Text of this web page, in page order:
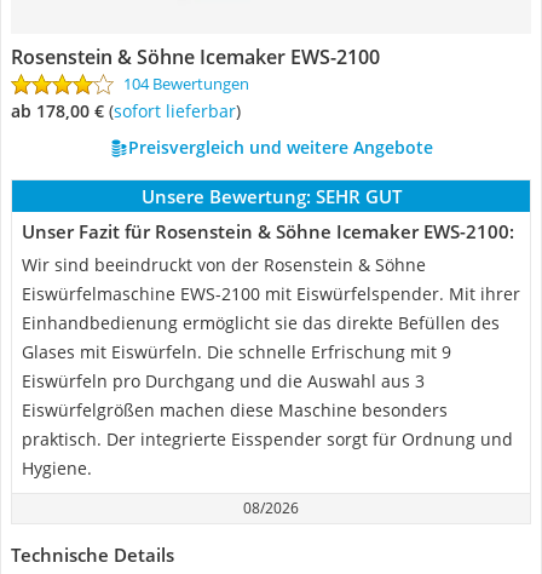
Rosenstein & Söhne Icemaker EWS-2100
104 Bewertungen
ab 178,00 € ( Sofort lieferbar)
Preisvergleich und weitere Angebote
Unsere Bewertung: SEHR GUT
Unser Fazit für Rosenstein & Söhne Icemaker EWS-2100:
Wir sind beeindruckt von der Rosenstein & Söhne
Eiswürfelmaschine EWS-2100 mit Eiswürfelspender. Mit ihrer
Einhandbedienung ermöglicht sie das direkte Befüllen des
Glases mit Eiswürfeln. Die schnelle Erfrischung mit 9
Eiswürfeln pro Durchgang und die Auswahl aus 3
Eiswürfelgrößen machen diese Maschine besonders
praktisch. Der integrierte Eisspender sorgt für Ordnung und
Hygiene.
08/2026
Technische Details